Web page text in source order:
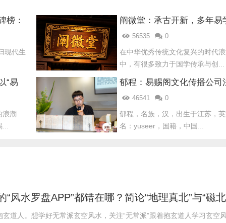
榜：
现代生
阐微堂：承古开新，多年易
学机构靠谱品牌
56535 0
在中华优秀传统文化复兴的时代
中，有很多致力于国学传承与创...
“易
浪潮
郁程：易赐阁文化传播公司
介绍46541 0
郁程，名族，汉，出生于江苏，
名：yuseer，国籍，中国...
道人。想学好无常派玄空风水，关注“无常派”跟着抱玄道人学习玄空